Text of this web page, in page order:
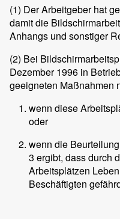
(1) Der Arbeitgeber hat
damit die
Anhangs und sonstiger
(2) Bei
Dezember 1996 in
geeigneten Maßnahmen
wenn diese
oder
wenn die
3 ergibt, dass durch
Arbeitsplätzen
Beschäftigten